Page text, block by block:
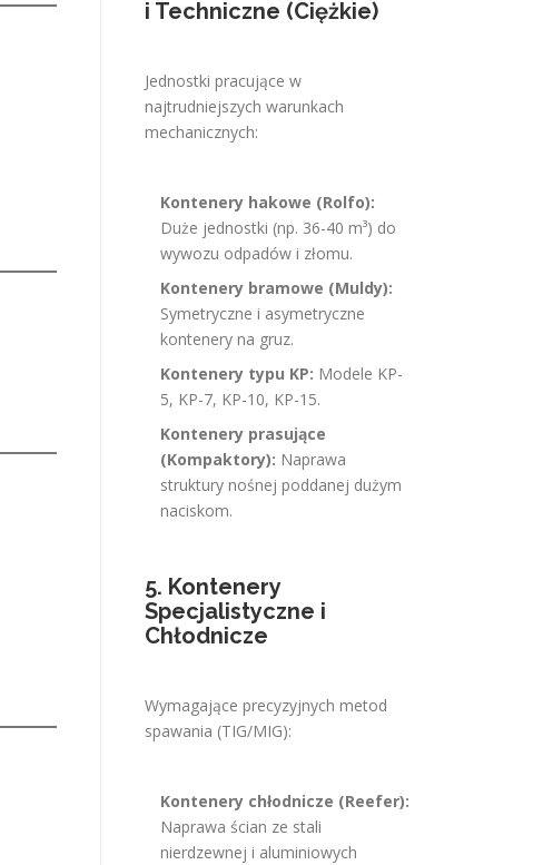
i Techniczne (Ciężkie)
Jednostki pracujące w
najtrudniejszych warunkach
mechanicznych:
Kontenery hakowe (Rolfo):
Duże jednostki (np. 36-40 m³) do
wywozu odpadów i złomu.
Kontenery bramowe (Muldy):
Symetryczne i asymetryczne
kontenery na gruz.
Kontenery typu KP: Modele KP-
5, KP-7, KP-10, KP-15.
Kontenery prasujące
(Kompaktory): Naprawa
struktury nośnej poddanej dużym
naciskom.
5. Kontenery
Specjalistyczne i
Chłodnicze
Wymagające precyzyjnych metod
spawania (TIG/MIG):
Kontenery chłodnicze (Reefer):
Naprawa ścian ze stali
nierdzewnej i aluminiowych